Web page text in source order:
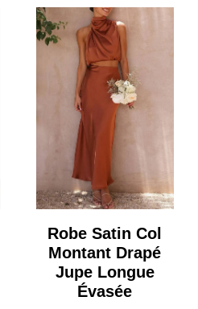
Robe Satin Col
Montant Drapé
Jupe Longue
Évasée